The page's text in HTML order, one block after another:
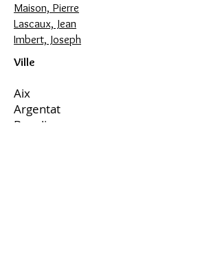
Maison, Pierre
Lascaux, Jean
Imbert, Joseph
Ville
Aix
Argentat
Beaulieu